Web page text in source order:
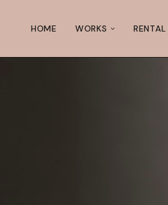
HOME WORKS RENTAL